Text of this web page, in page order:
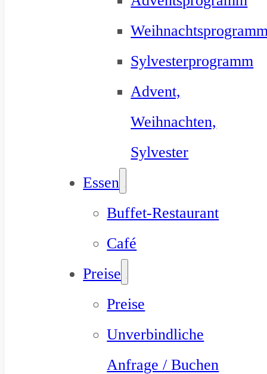
Sylvesterprogramm
Advent,
Weihnachten,
Sylvester
Essen
Buffet-Restaurant
Café
Preise
Preise
Unverbindliche
Anfrage / Buchen